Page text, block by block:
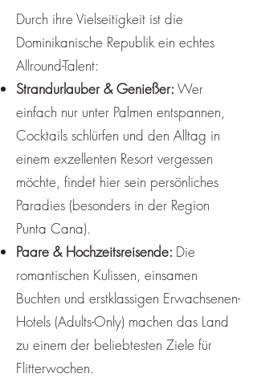
Durch ihre Vielseitigkeit ist die
Dominikanische Republik ein echtes
Allround-Talent:
Strandurlauber & Genießer: Wer
einfach nur unter Palmen entspannen,
Cocktails schlürfen und den Alltag in
einem exzellenten Resort vergessen
möchte, findet hier sein persönliches
Paradies (besonders in der Region
Punta Cana).
Paare & Hochzeitsreisende: Die
romantischen Kulissen, einsamen
Buchten und erstklassigen Erwachsenen-
Hotels (Adults-Only) machen das Land
zu einem der beliebtesten Ziele für
Flitterwochen.